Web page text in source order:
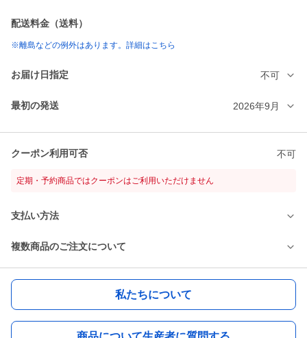
配送料金（送料）
※離島などの例外はあります。詳細はこちら
お届け日指定 不可
最初の発送 2026年9月
クーポン利用可否 不可
定期・予約商品ではクーポンはご利用いただけません
支払い方法
複数商品のご注文について
私たちについて